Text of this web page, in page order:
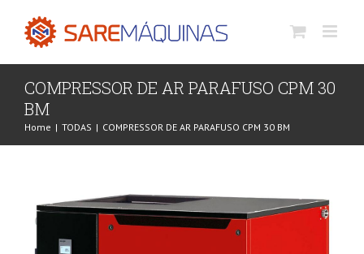
COMPRESSOR DE AR PARAFUSO CPM 30
BM
Home | TODAS | COMPRESSOR DE AR PARAFUSO CPM 30 BM